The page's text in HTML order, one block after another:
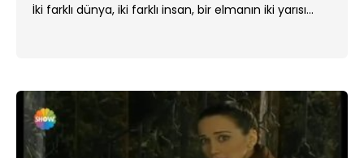
İki farklı dünya, iki farklı insan, bir elmanın iki yarısı...